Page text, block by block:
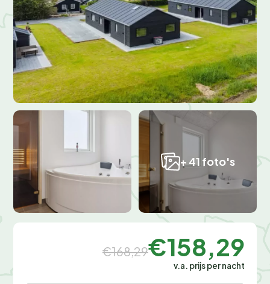
+ 41 foto's
€168,29€158,29
v.a. prijs per nacht